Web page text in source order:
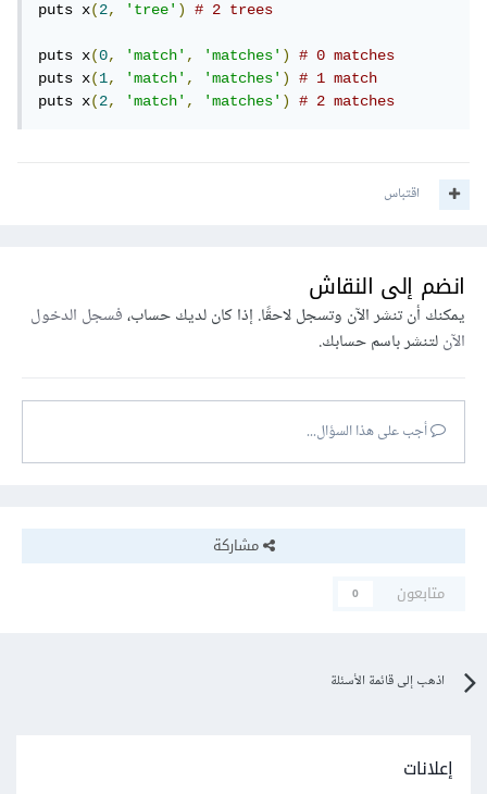
puts x(2, 'tree') # 2 trees
puts x(0, 'match', 'matches')
# 0 matches
puts x(1, 'match', 'matches')
# 1 match
puts x(2, 'match', 'matches') # 2 matches
اقتباس
انضم إلى النقاش
يمكنك أن تنشر الآن وتسجل لاحقًا. إذا كان لديك حساب،فسجل الدخول
الآنلتنشر باسم حسابك.
أجب على هذا السؤال...
مشاركة
متابعون
0
اذهب إلى قائمة الأسئلة
إعلانات